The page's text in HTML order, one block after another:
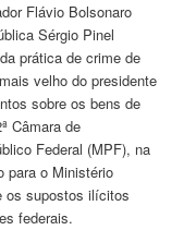
Flávio Bolsonaro
Sérgio Pinel
prática de crime de
velho do presidente
sobre os bens de
Câmara de
Federal (MPF), na
para o Ministério
os supostos ilícitos
federais.